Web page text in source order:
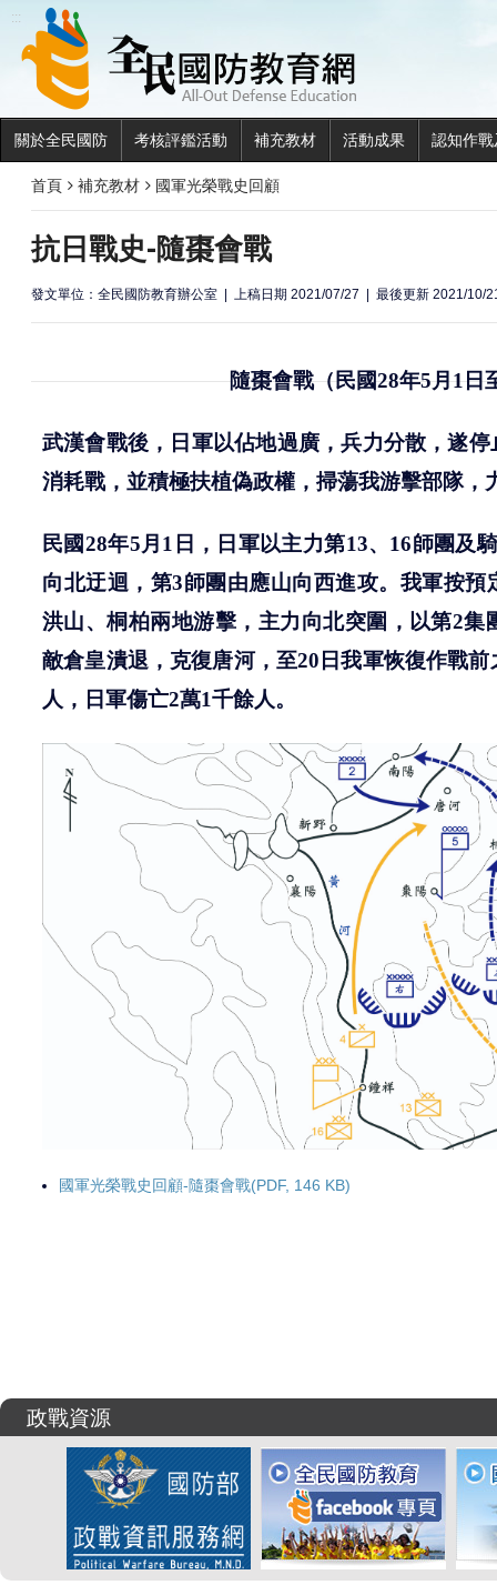
:::
關於全民國防 考核評鑑活動 補充教材 活動成果 認知作
首頁 補充教材 國軍光榮戰史回顧
抗日戰史-隨棗會戰
發文單位：全民國防教育辦公室 上稿日期 2021/07/27 最後更新 2021/10/
隨棗會戰（民國28年5月1日
武漢會戰後，日軍以佔地過廣，兵力分散，遂
消耗戰，並積極扶植偽政權，掃蕩我游擊部隊，
民國28年5月 1 日， 日軍以主力第13、 16師團及
向北迂迴，第3師團由應山向西進攻。我軍按
洪山、桐柏兩地游擊，主力向北突圍，以第2集
敵倉皇潰退，克復唐河，至20 日我軍恢復作戰
人，日軍傷亡2萬1千餘人。
國軍光榮戰史回顧-隨棗會戰(PDF, 146 KB)
政戰資源